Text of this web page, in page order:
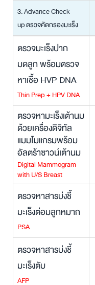
3. Advance Check
up ตรวจคัดกรองมะเร็ง
ตรวจมะเร็งปาก
มดลูก พร้อมตรวจ
หาเชื้อ HVP DNA
Thin Prep + HPV DNA
ตรวจหามะเร็งเต้านม
ด้วยเครื่องดิจิทัล
แมมโมแกรมพร้อม
อัลตร้าซาวน์เต้านม
Digital Mammogram
with U/S Breast
ตรวจหาสารบ่งชี้
มะเร็งต่อมลูกหมาก
PSA
ตรวจหาสารบ่งชี้
มะเร็งตับ
AFP